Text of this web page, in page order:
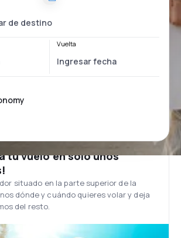
Vuelta
tu vuelo en solo unos
situado en la parte superior de la
dónde y cuándo quieres volar y deja
del resto.